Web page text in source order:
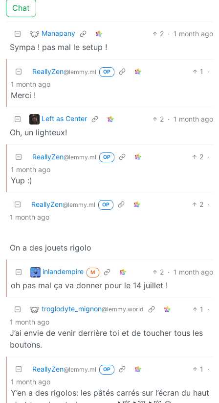
Chat
Manapany 2 · 1 month ago
Sympa ! pas mal le setup !
ReallyZen@lemmy.ml OP 1
·
1 month ago
Merci !
Left as Center 2 · 1 month ago
Oh, un lighteux!
ReallyZen@lemmy.ml OP 2 ·
1 month ago
Yup :)
ReallyZen@lemmy.ml OP 2 ·
1 month ago
On a des jouets rigolo
inlandempire M 2 · 1 month ago
oh pas mal ça va donner pour le 14 juillet !
troglodyte_mignon@lemmy.world 1
·
1 month ago
J’ai envie de venir derrière toi et de toucher tous les
boutons.
ReallyZen@lemmy.ml OP 1
·
1 month ago
Y’en a des rigolos: les pâtés carrés sur l’écran du haut